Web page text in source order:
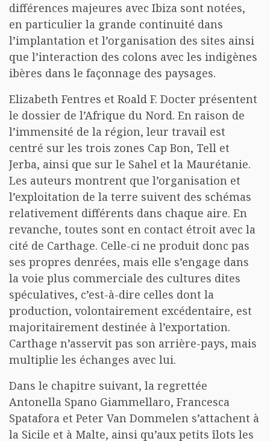
différences majeures avec Ibiza sont notées,
en particulier la grande continuité dans
l’implantation et l’organisation des sites ainsi
que l’interaction des colons avec les indigènes
ibères dans le façonnage des paysages.
Elizabeth Fentres et Roald F. Docter présentent
le dossier de l’Afrique du Nord. En raison de
l’immensité de la région, leur travail est
centré sur les trois zones Cap Bon, Tell et
Jerba, ainsi que sur le Sahel et la Maurétanie.
Les auteurs montrent que l’organisation et
l’exploitation de la terre suivent des schémas
relativement différents dans chaque aire. En
revanche, toutes sont en contact étroit avec la
cité de Carthage. Celle-ci ne produit donc pas
ses propres denrées, mais elle s’engage dans
la voie plus commerciale des cultures dites
spéculatives, c’est-à-dire celles dont la
production, volontairement excédentaire, est
majoritairement destinée à l’exportation.
Carthage n’asservit pas son arrière-pays, mais
multiplie les échanges avec lui.
Dans le chapitre suivant, la regrettée
Antonella Spano Giammellaro, Francesca
Spatafora et Peter Van Dommelen s’attachent à
la Sicile et à Malte, ainsi qu’aux petits îlots les